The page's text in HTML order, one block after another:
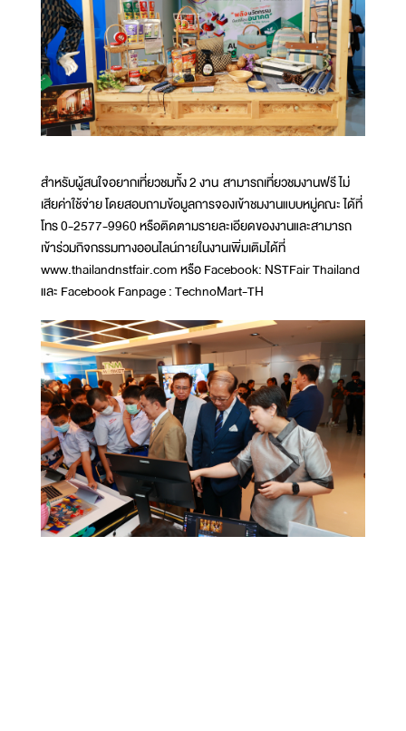
สำหรับผู้สนใจอยากเที่ยวชมทั้ง 2 งาน สามารถเที่ยวชมงานฟรี ไม่
เสียค่าใช้จ่าย โดยสอบถามข้อมูลการจองเข้าชมงานแบบหมู่คณะ ได้ที่
โทร 0-2577-9960 หรือติดตามรายละเอียดของงานและสามารถ
เข้าร่วมกิจกรรมทางออนไลน์ภายในงานเพิ่มเติมได้ที่
www.thailandnstfair.com หรือ Facebook: NSTFair Thailand
และ Facebook Fanpage : TechnoMart-TH